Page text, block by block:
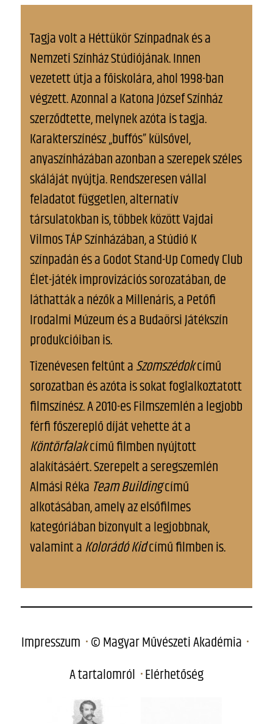
Tagja volt a Héttükör Színpadnak és a
Nemzeti Színház Stúdiójának. Innen
vezetett útja a főiskolára, ahol 1998-ban
végzett. Azonnal a Katona József Színház
szerződtette, melynek azóta is tagja.
Karakterszínész „buffós” külsővel,
anyaszínházában azonban a szerepek széles
skáláját nyújtja. Rendszeresen vállal
feladatot független, alternatív
társulatokban is, többek között Vajdai
Vilmos TÁP Színházában, a Stúdió K
színpadán és a Godot Stand-Up Comedy Club
Élet-játék improvizációs sorozatában, de
láthatták a nézők a Millenáris, a Petőfi
Irodalmi Múzeum és a Budaörsi Játékszín
produkcióiban is.
Tizenévesen feltűnt aSzomszédokcímű
sorozatban és azóta is sokat foglalkoztatott
filmszínész. A 2010-es Filmszemlén a legjobb
férfi főszereplő díját vehette át a
Köntörfalakcímű filmben nyújtott
alakításáért. Szerepelt a seregszemlén
Almási Réka Team Buildingcímű
alkotásában, amely az elsőfilmes
kategóriában bizonyult a legjobbnak,
valamint aKolorádó Kidcímű filmben is.
Impresszum © Magyar Művészeti Akadémia
A tartalomról Elérhetőség